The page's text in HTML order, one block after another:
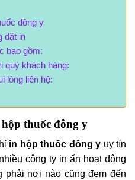
đông y
đặt in
bao gồm:
quý khách hàng:
lòng liên hệ:
thuốc đông y
in hộp thuốc đông y uy tín
công ty in ấn hoạt động
phải nơi nào cũng đem đến